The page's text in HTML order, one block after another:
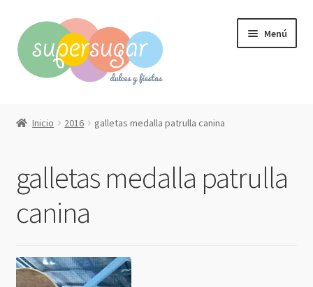
a
la
navegación
al
contenido
Menú
menú
hijo
Qué hacemos?
el
Contacto
Inicio 2016 galletas medalla patrulla canina
galletas medalla patrulla
canina